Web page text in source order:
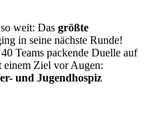
weit: Das größte
in seine nächste Runde!
Teams packende Duelle auf
einem Ziel vor Augen:
und Jugendhospiz